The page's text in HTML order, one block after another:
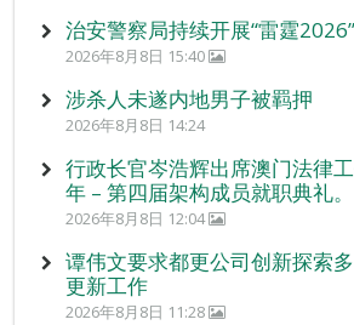
治安警察局持续开展“雷霆
2026年8月8日 15:40
涉杀人未遂内地男子被羁押
2026年8月8日 14:24
行政长官岑浩辉出席澳门法律
年 – 第四届架构成员就职典礼。
2026年8月8日 12:04
谭伟文要求都更公司创新探索
更新工作
2026年8月8日 11:28